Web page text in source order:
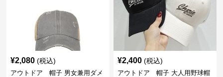
¥2,080 (税込)
アウトドア 帽子 男女兼用ダメ
¥2,400 (税込)
アウトドア 帽子 大人用野球帽